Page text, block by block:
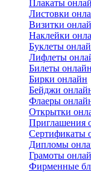
Плакаты
Листовки
Визитки
Наклейки
Буклеты
Лифлеты
Билеты онлайн
Бирки онлайн
Бейджи
Флаеры
Открытки
Приглашения
Сертификаты
Дипломы
Грамоты
Фирменные